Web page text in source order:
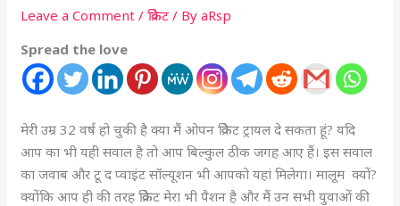
Leave a Comment /क्रिकेट / ByaRsp
Spread the love
मेरी उम्र 32 वर्ष हो चुकी है क्या मैं ओपन क्रिकेट ट्रायल दे सकता हूं? यदि
आप का भी यही सवाल है तो आप बिल्कुल ठीक जगह आए हैं। इस सवाल
का जवाब और टू द प्वाइंट सॉल्यूशन भी आपको यहां मिलेगा। मालूम क्यों?
क्योंकि आप ही की तरह क्रिकेट मेरा भी पैशन है और मैं उन सभी युवाओं की